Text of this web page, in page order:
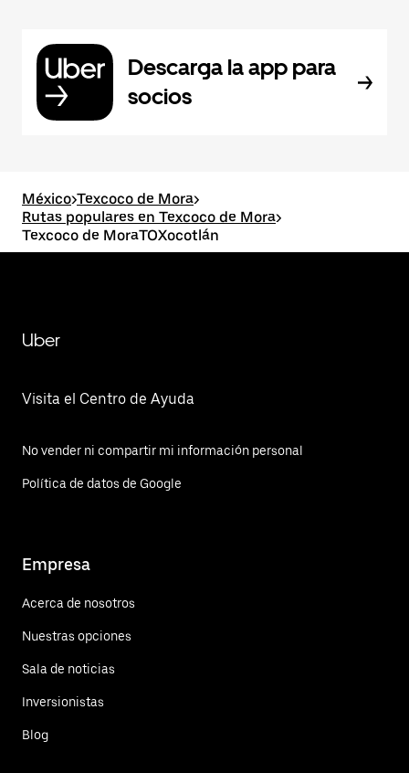
Descarga la app para
socios
México>Texcoco de Mora>
Rutas populares en Texcoco de Mora>
Texcoco de MoraTOXocotlán
Uber
Visita el Centro de Ayuda
No vender ni compartir mi información personal
Política de datos de Google
Empresa
Acerca de nosotros
Nuestras opciones
Sala de noticias
Inversionistas
Blog